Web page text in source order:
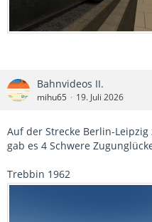
Bahnvideos II.
mihu65 19. Juli 2026
Auf der Strecke Berlin-
gab es 4 Schwere
Trebbin 1962